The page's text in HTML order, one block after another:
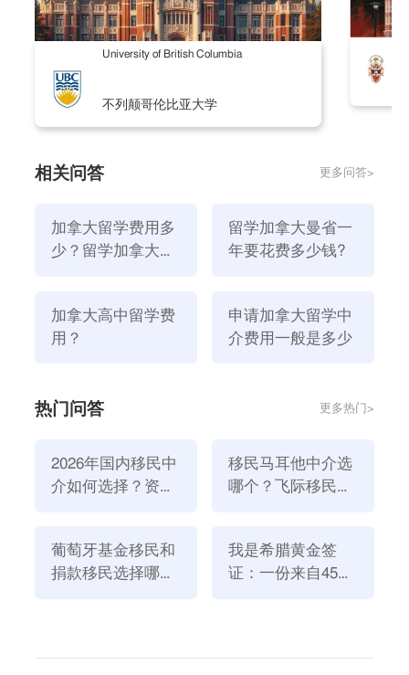
（1）递签（约1005RMB）
（2）体检（约1700 RMB）
金:300，000~800，000人民币，视签证计划而定)推荐
阅读：加拿大留学签证
5.学杂费
（2）住宿费
a.寄宿家庭(约5000人民币/月，包括三餐、水电和公共
b.学校住宿（约7500 RMB/月）
c.校外租赁(约350RMB/月，伙食费、电费、电费、网
University of British Columbia
不列颠哥伦比亚大学
相关问答 更多问答>
加拿大留学费用多
少？留学加拿大有
留学加拿大曼省一
年要花费多少钱?
加拿大高中留学费
用？
申请加拿大留学中
介费用一般是多少
热门问答 更多热门>
2026年国内移民中
介如何选择？资
移民马耳他中介选
哪个？飞际移民是
葡萄牙基金移民和
捐款移民选择哪个
我是希腊黄金签
证：一份来自45亿